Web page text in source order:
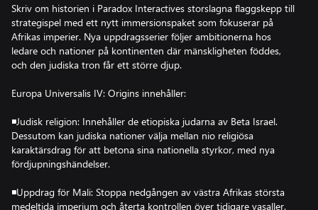
Skriv om historien i Paradox Interactives storslagna flaggskepp till
strategispel med ett nytt immersionspaket som fokuserar på
Afrikas imperier. Nya uppdragsserier följer ambitionerna hos
ledare och nationer på kontinenten där mänskligheten föddes,
och den judiska tron får ett större djup.
Europa Universalis IV: Origins innehåller:
◾Judisk religion: Innehåller de etiopiska judarna av Beta Israel.
Dessutom kan judiska nationer välja mellan nio religiösa
karaktärsdrag för att betona sina nationella styrkor, med nya
fördjupningshändelser.
◾Uppdrag för Mali: Stoppa nedgången av västra Afrikas största
medeltida imperium och återta kontrollen över tidigare vasaller.